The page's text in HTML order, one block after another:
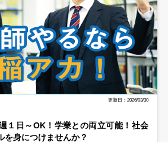
更新日：2026/03/30
１日～OK！学業との両立可能！社会
を身につけませんか？